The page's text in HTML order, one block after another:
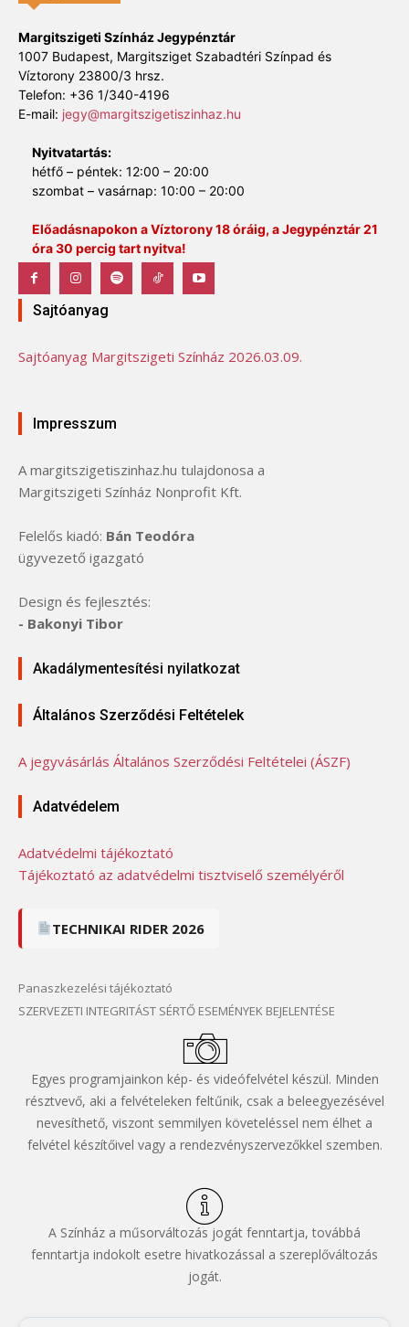
Margitszigeti Színház Jegypénztár
1007 Budapest, Margitsziget Szabadtéri Színpad és
Víztorony 23800/3 hrsz.
Telefon: +36 1/340-4196
E-mail: jegy@margitszigetiszinhaz.hu
Nyitvatartás:
hétfő – péntek: 12:00 – 20:00
szombat – vasárnap: 10:00 – 20:00
Előadásnapokon a Víztorony 18 óráig, a Jegypénztár 21
óra 30 percig tart nyitva!
Sajtóanyag
Sajtóanyag Margitszigeti Színház 2026.03.09.
Impresszum
A margitszigetiszinhaz.hu tulajdonosa a
Margitszigeti Színház Nonprofit Kft.
Felelős kiadó: Bán Teodóra
ügyvezető igazgató
Design és fejlesztés:
- Bakonyi Tibor
Akadálymentesítési nyilatkozat
Általános Szerződési Feltételek
A jegyvásárlás Általános Szerződési Feltételei (ÁSZF)
Adatvédelem
Adatvédelmi tájékoztató
Tájékoztató az adatvédelmi tisztviselő személyéről
TECHNIKAI RIDER 2026
Panaszkezelési tájékoztató
SZERVEZETI INTEGRITÁST SÉRTŐ ESEMÉNYEK BEJELENTÉSE
Egyes programjainkon kép- és videófelvétel készül. Minden
résztvevő, aki a felvételeken feltűnik, csak a beleegyezésével
nevesíthető, viszont semmilyen követeléssel nem élhet a
felvétel készítőivel vagy a rendezvényszervezőkkel szemben.
A Színház a műsorváltozás jogát fenntartja, továbbá
fenntartja indokolt esetre hivatkozással a szereplőváltozás
jogát.